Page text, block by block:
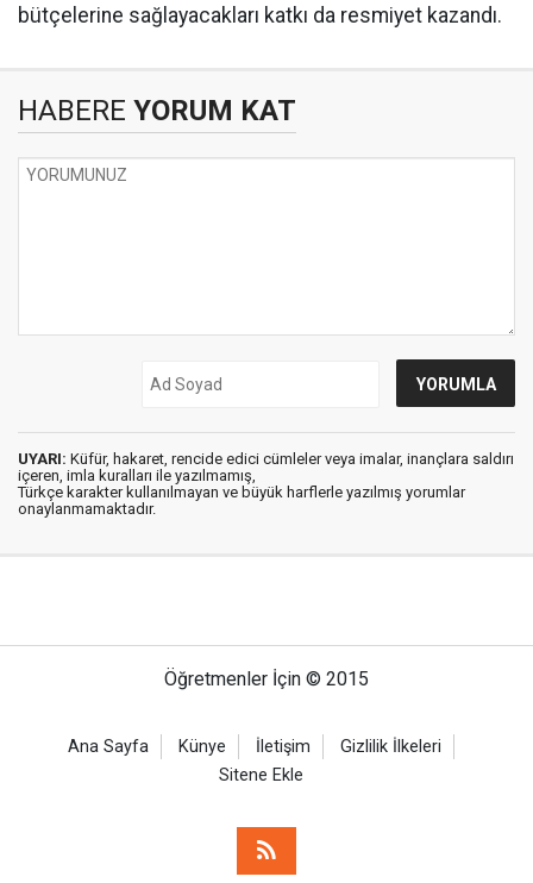
bütçelerine sağlayacakları katkı da resmiyet kazandı.
HABERE YORUM KAT
UYARI: Küfür, hakaret, rencide edici cümleler veya imalar, inançlara saldırı
içeren, imla kuralları ile yazılmamış,
Türkçe karakter kullanılmayan ve büyük harflerle yazılmış yorumlar
onaylanmamaktadır.
Öğretmenler İçin © 2015
Ana Sayfa Künye İletişim
Gizlilik İlkeleri
Sitene Ekle